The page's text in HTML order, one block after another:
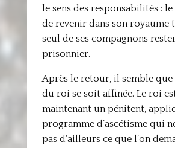
le sens des responsabilités :
de revenir dans son royaume
seul de ses compagnons
prisonnier.
Après le retour, il semble
du roi se soit affinée. Le roi
maintenant un pénitent,
programme d’ascétisme qui
pas d’ailleurs ce que l’on